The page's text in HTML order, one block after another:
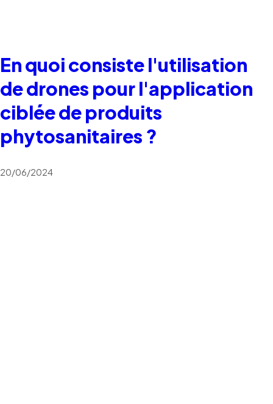
En quoi consiste l'utilisation
de drones pour l'application
ciblée de produits
phytosanitaires ?
20/06/2024